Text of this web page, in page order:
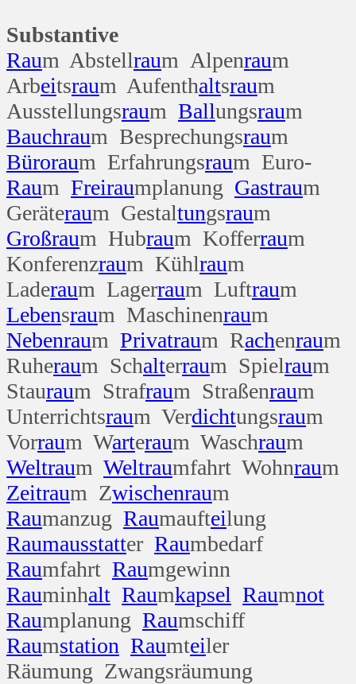
Substantive
Raum Abstellraum Alpenraum
Arbeitsraum Aufenthaltsraum
Ausstellungsraum Ballungsraum
Bauchraum Besprechungsraum
Büroraum Erfahrungsraum Euro-
Raum Freiraumplanung Gastraum
Geräteraum Gestaltungsraum
Großraum Hubraum Kofferraum
Konferenzraum Kühlraum
Laderaum Lagerraum Luftraum
Lebensraum Maschinenraum
Nebenraum Privatraum Rachenraum
Ruheraum Schalterraum Spielraum
Stauraum Strafraum Straßenraum
Unterrichtsraum Verdichtungsraum
Vorraum Warteraum Waschraum
Weltraum Weltraumfahrt Wohnraum
Zeitraum Zwischenraum
Raumanzug Raumaufteilung
Raumausstatter Raumbedarf
Raumfahrt Raumgewinn
Rauminhalt Raumkapsel Raumnot
Raumplanung Raumschiff
Raumstation Raumteiler
Räumung Zwangsräumung